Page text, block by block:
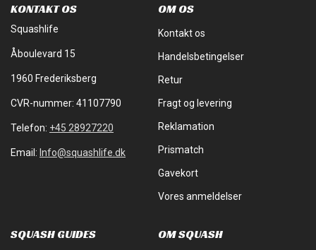
KONTAKT OS
Squashlife
Åboulevard 15
1960 Frederiksberg
CVR-nummer: 41107790
Telefon: +45 28927220
Email: Info@squashlife.dk
OM OS
Kontakt os
Handelsbetingelser
Retur
Fragt og levering
Reklamation
Prismatch
Gavekort
Vores anmeldelser
SQUASH GUIDES OM SQUASH